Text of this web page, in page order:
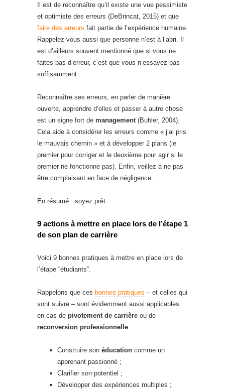
Il est de reconnaître qu’il existe une vue pessimiste
et optimiste des erreurs (DeBrincat, 2015) et que
faire des erreurs fait partie de l’expérience humaine.
Rappelez-vous aussi que personne n’est à l’abri. Il
est d’ailleurs souvent mentionné que si vous ne
faites pas d’erreur, c’est que vous n’essayez pas
suffisamment.
Reconnaître ses erreurs, en parler de manière
ouverte, apprendre d’elles et passer à autre chose
est un signe fort de management (Buhler, 2004).
Cela aide à considérer les erreurs comme « j’ai pris
le mauvais chemin » et à développer 2 plans (le
premier pour corriger et le deuxième pour agir si le
premier ne fonctionne pas). Enfin, veillez à ne pas
être complaisant en face de négligence.
En résumé : soyez prêt.
9 actions à mettre en place lors de l’étape 1
de son plan de carrière
Voici 9 bonnes pratiques à mettre en place lors de
l’étape “étudiants”.
Rappelons que ces bonnes pratiques – et celles qui
vont suivre – sont évidemment aussi applicables
en cas de pivotement de carrière ou de
reconversion professionnelle
Construire son éducation comme un
apprenant passionné ;
Clarifier son potentiel ;
Développer des expériences multiples ;